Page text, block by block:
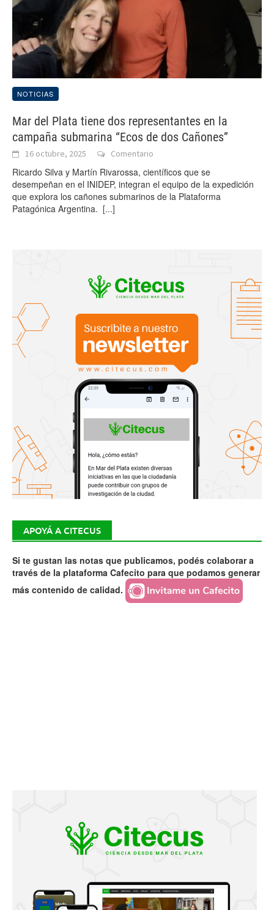
NOTICIAS
Mar del Plata tiene dos representantes en la
campaña submarina “Ecos de dos Cañones”
16 octubre, 2025 Comentario
Ricardo Silva y Martín Rivarossa, científicos que se
desempeñan en el INIDEP, integran el equipo de la expedición
que explora los cañones submarinos de la Plataforma
Patagónica Argentina. [...]
APOYÁ A CITECUS
Si te gustan las notas que publicamos, podés colaborar a
través de la plataforma Cafecito para que podamos generar
más contenido de calidad.